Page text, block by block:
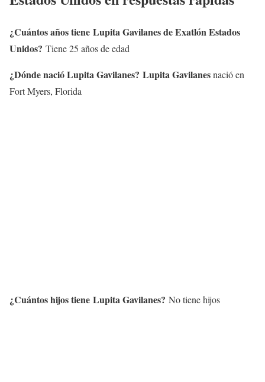
¿Cuántos años tiene Lupita Gavilanesde Exatlón Estados
Unidos? Tiene 25 años de edad
¿Dónde nacióLupita Gavilanes? Lupita Gavilanesnació en
Fort Myers, Florida
¿Cuántos hijos tiene Lupita Gavilanes? No tiene hijos